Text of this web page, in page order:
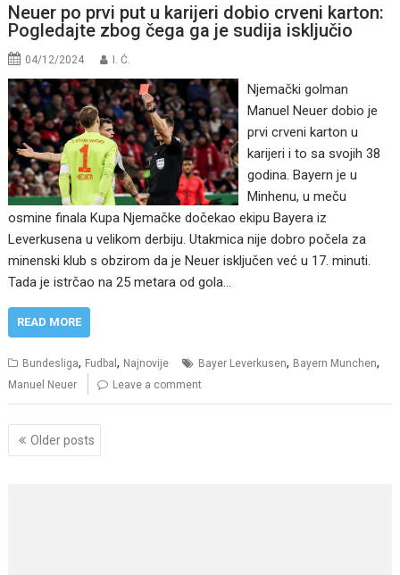
Neuer po prvi put u karijeri dobio crveni karton:
Pogledajte zbog čega ga je sudija isključio
04/12/2024 I. Ć.
Njemački golman
Manuel Neuer dobio je
prvi crveni karton u
karijeri i to sa svojih 38
godina. Bayern je u
Minhenu, u meču
osmine finala Kupa Njemačke dočekao ekipu Bayera iz
Leverkusena u velikom derbiju. Utakmica nije dobro počela za
minenski klub s obzirom da je Neuer isključen već u 17. minuti.
Tada je istrčao na 25 metara od gola…
READ MORE
Bundesliga, Fudbal, Najnovije Bayer Leverkusen, Bayern Munchen,
Manuel Neuer Leave a comment
Posts
navigation
Older posts